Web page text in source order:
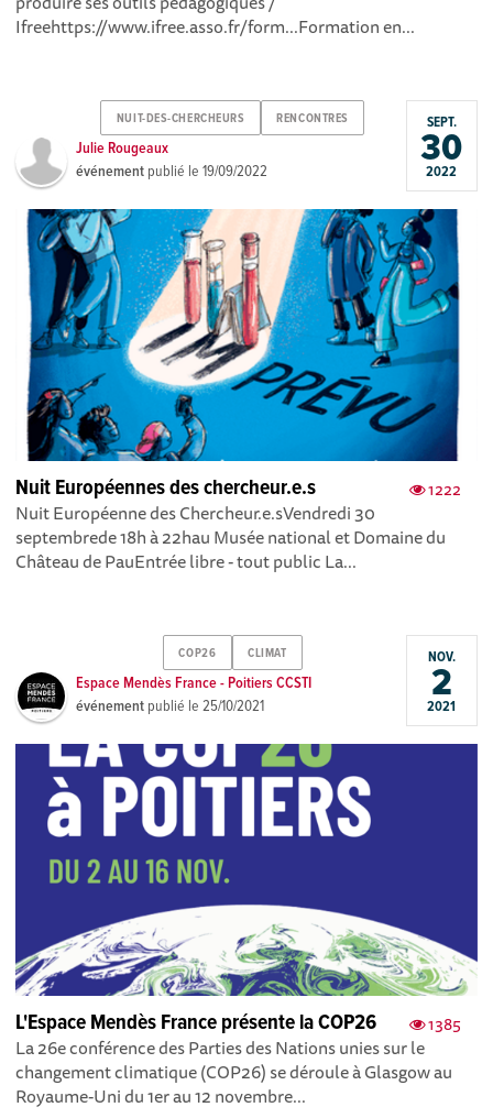
Ifreehttps://www.ifree.asso.fr/form...Formation en...
NUIT-DES-CHERCHEURS RENCONTRES
Julie Rougeaux
événement publié le19/09/2022
SEPT.
30
2022
1222
Nuit Européennes des chercheur.e.s
Nuit Européenne des Chercheur.e.sVendredi 30
septembrede 18h à 22hau Musée national et Domaine du
Château de PauEntrée libre - tout public La...
COP26 CLIMAT
Espace Mendès France - Poitiers CCSTI
événement publié le25/10/2021
NOV.
2
2021
1385
L'Espace Mendès France présente la COP26
La 26e conférence des Parties des Nations unies sur le
changement climatique (COP26) se déroule à Glasgow au
Royaume-Uni du 1er au 12 novembre...